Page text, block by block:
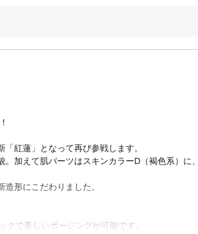
紅蓮」となって再び参戦します。
加えて肌パーツはスキンカラーD（褐色系）に
形にこだわりました。
クで美しいポージングが可能です。